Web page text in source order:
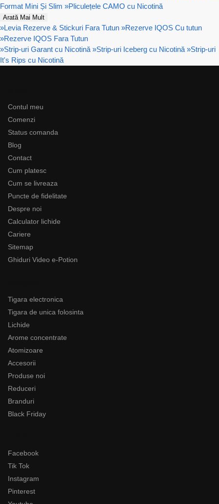
Format Mini Și Slim »Pliculețele CAMO cu Nicotină
Arată Mai Mult
»Levia Rezerve & Stickuri Fara Tutun »Rezerve IQOS Cu tutun
»Rezerve IQOS Fara Tutun
»Strip-uri Garant cu Nicotină »Strip-uri Iceberg cu Nicotină »Strip-uri
It's Rips cu Nicotină
Contul meu
Comenzi
Status comanda
Blog
Contact
Cum platesc
Cum se livreaza
Puncte de fidelitate
Despre noi
Calculator lichide
Cariere
Sitemap
Ghiduri Video e-Potion
Tigara electronica
Tigara de unica folosinta
Lichide
Arome concentrate
Atomizoare
Accesorii
Produse noi
Reduceri
Branduri
Black Friday
Facebook
Tik Tok
Instagram
Pinterest